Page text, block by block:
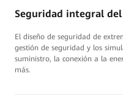
Seguridad integral
El diseño de seguridad de
gestión de seguridad y los
suministro, la conexión a la
más.